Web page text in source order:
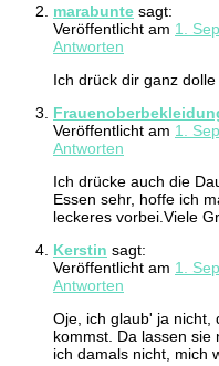
marabunte sagt:
Veröffentlicht am 1.
Antworten
Ich drück dir ganz
Veröffentlicht am 1.
Antworten
Ich drücke auch die
Essen sehr, hoffe ich
leckeres vorbei.Viele
Kerstin sagt:
Veröffentlicht am 1.
Antworten
Oje, ich glaub' ja nicht,
kommst. Da lassen
ich damals nicht, mich